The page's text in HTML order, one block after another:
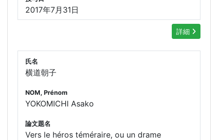
2017年7月31日
詳細
氏名
横道朝子
NOM, Prénom
YOKOMICHI Asako
論文題名
Vers le héros téméraire, ou un drame